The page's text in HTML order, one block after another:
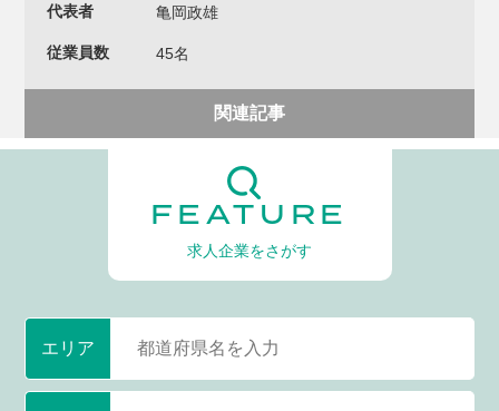
代表者 亀岡政雄
従業員数 45名
関連記事
FEATURE
求人企業をさがす
エリア